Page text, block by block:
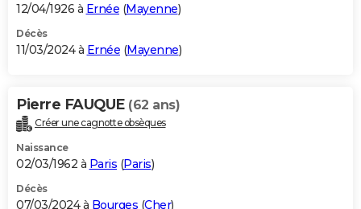
12/04/1926 à Ernée (Mayenne)
Décès
11/03/2024 à Ernée (Mayenne)
Pierre FAUQUE (62 ans)
Créer une cagnotte obsèques
Naissance
02/03/1962 à Paris (Paris)
Décès
07/03/2024 à Bourges (Cher)